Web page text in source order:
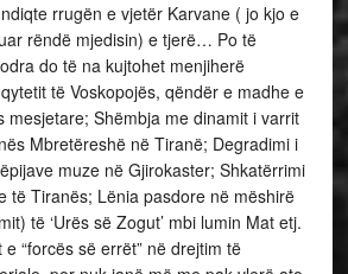
rrugën e vjetër Karvane ( jo kjo e
rëndë mjedisin) e tjerë… Po të
do të na kujtohet menjiherë
të Voskopojës, qëndër e madhe e
mesjetare; Shëmbja me dinamit i varrit
Mbretëreshë në Tiranë; Degradimi i
muze në Gjirokaster; Shkatërrimi
të Tiranës; Lënia pasdore në mëshirë
të ‘Urës së Zogut’ mbi lumin Mat etj.
“forcës së errët” në drejtim të